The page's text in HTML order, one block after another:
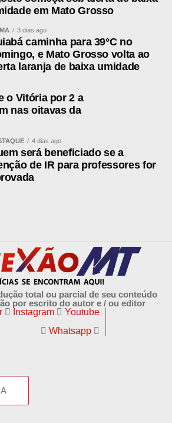
em Mato Grosso
3 dias ago
caminha para 39°C no
e Mato Grosso volta ao
laranja de baixa umidade
o Vitória por 2 a
nas oitavas da
4 dias ago
será beneficiado se a
de IR para professores for
total ou parcial de seu conteúdo
por escrito do autor e / ou editor
Instagram
Youtube
Whatsapp